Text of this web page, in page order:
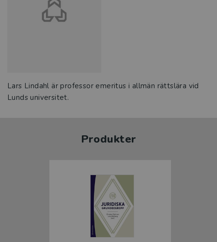
Lars Lindahl är professor emeritus i allmän rättslära vid
Lunds universitet.
Produkter